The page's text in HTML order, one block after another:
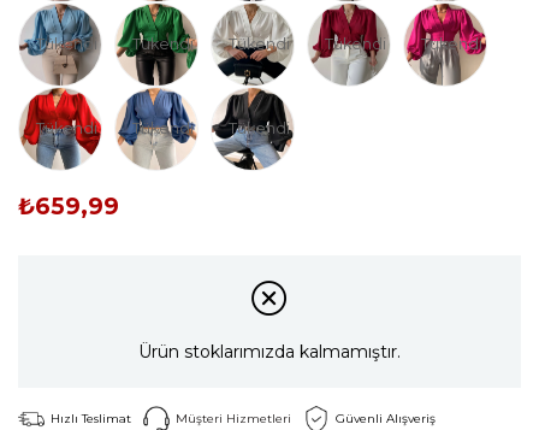
Tükendi Tükendi Tükendi Tükendi Tükendi
Tükendi Tükendi Tükendi
₺659,99
Ürün stoklarımızda kalmamıştır.
Hızlı Teslimat Müşteri Hizmetleri Güvenli Alışveriş